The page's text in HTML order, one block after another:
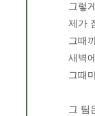
그렇
제가
그때
새벽
그때
그 팀